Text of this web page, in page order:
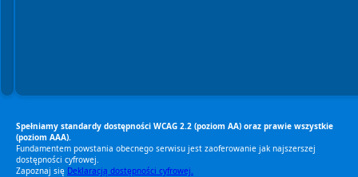
Spełniamy standardy dostępności WCAG 2.2 (poziom AA) oraz prawie wszystkie
(poziom AAA).
Fundamentem powstania obecnego serwisu jest zaoferowanie jak najszerszej
dostępności cyfrowej.
Zapoznaj się Deklaracją dostępności cyfrowej.